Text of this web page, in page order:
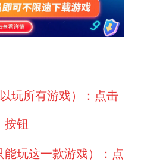
玩所有游戏）：点击
按钮
玩这一款游戏）：点